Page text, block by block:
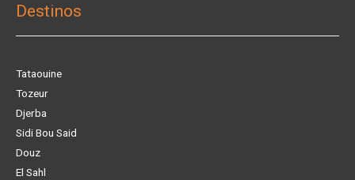
Destinos
Tataouine
Tozeur
Djerba
Sidi Bou Said
Douz
El Sahl